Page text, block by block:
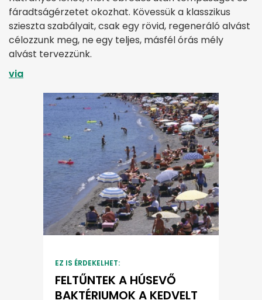
fáradtságérzetet okozhat. Kövessük a klasszikus
szieszta szabályait, csak egy rövid, regeneráló alvást
célozzunk meg, ne egy teljes, másfél órás mély
alvást tervezzünk.
via
EZ IS ÉRDEKELHET:
FELTŰNTEK A HÚSEVŐ
BAKTÉRIUMOK A KEDVELT